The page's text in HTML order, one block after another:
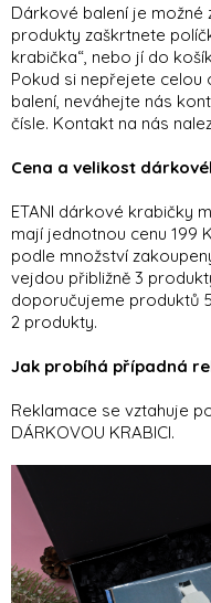
Dárkové balení je možné
produkty zaškrtnete
krabička“, nebo jí do
Pokud si nepřejete
balení, neváhejte nás
čísle. Kontakt na nás
Cena a velikost
ETANI dárkové krabičky
mají jednotnou cenu 199
podle množství
vejdou přibližně 3
doporučujeme produktů
2 produkty.
Jak probíhá případná
Reklamace se vztahuje
DÁRKOVOU KRABICI.